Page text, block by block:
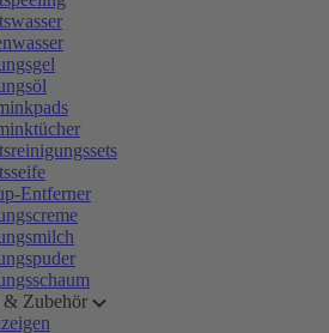
Entferner
& Zubehör